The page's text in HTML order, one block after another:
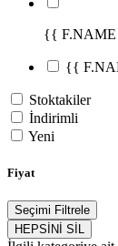
{{
{{
Stoktakiler
İndirimli
Yeni
Fiyat
Seçimi Filtrele
HEPSİNİ SİL